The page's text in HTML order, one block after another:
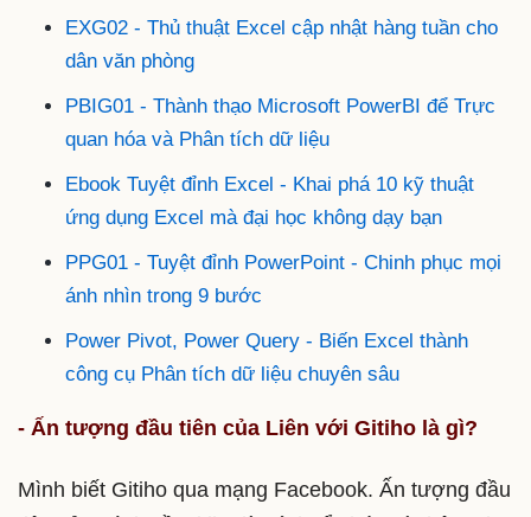
EXG02 - Thủ thuật Excel cập nhật hàng tuần cho
dân văn phòng
PBIG01 - Thành thạo Microsoft PowerBI để Trực
quan hóa và Phân tích dữ liệu
Ebook Tuyệt đỉnh Excel - Khai phá 10 kỹ thuật
ứng dụng Excel mà đại học không dạy bạn
PPG01 - Tuyệt đỉnh PowerPoint - Chinh phục mọi
ánh nhìn trong 9 bước
Power Pivot, Power Query - Biến Excel thành
công cụ Phân tích dữ liệu chuyên sâu
- Ấn tượng đầu tiên của Liên với Gitiho là gì?
Mình biết Gitiho qua mạng Facebook. Ấn tượng đầu